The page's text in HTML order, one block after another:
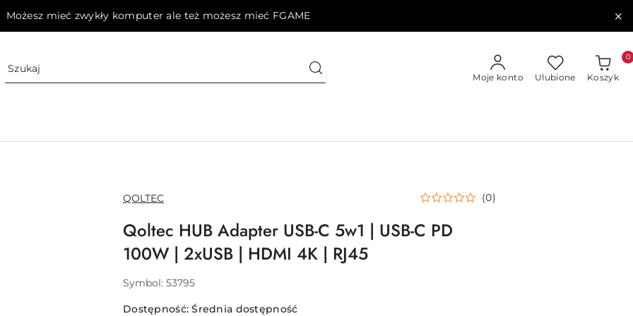
Możesz mieć zwykły komputer ale też możesz mieć FGAME
Moje konto Ulubione Koszyk
0
NAZWA
PRODUCENTA:
QOLTEC (0)
Qoltec HUB Adapter USB-C 5w1 | USB-C PD
100W | 2xUSB | HDMI 4K | RJ45
Symbol: 53795
Dostępność:Średnia dostępność